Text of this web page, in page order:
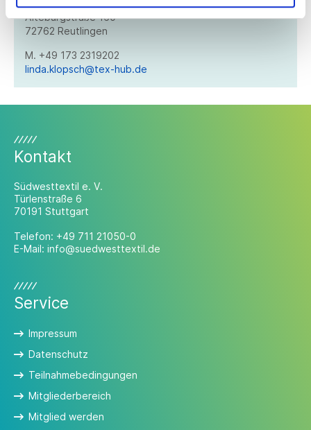
Alteburgstraße 160
72762 Reutlingen
M. +49 173 2319202
linda.klopsch@tex-hub.de
Kontakt
Südwesttextil e. V.
Türlenstraße 6
70191 Stuttgart
Telefon: +49 711 21050-0
E-Mail: info@suedwesttextil.de
Service
Impressum
Datenschutz
Teilnahmebedingungen
Mitgliederbereich
Mitglied werden